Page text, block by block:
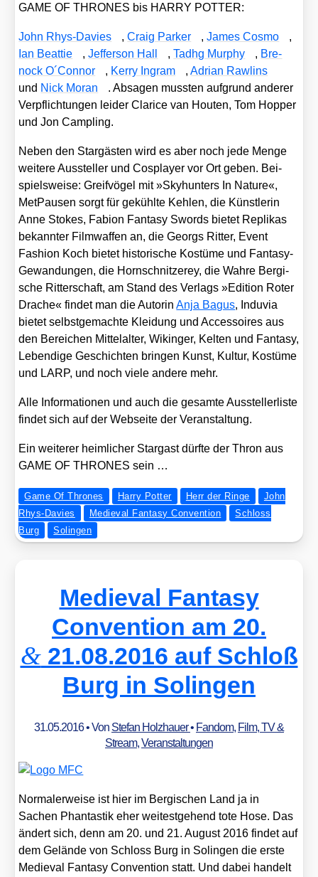
GAME OF THRONES bis HARRY POTTER:
John Rhys-Davies ,Craig Par­ker ,James Cos­mo
,
Ian Beat­tie
,Jef­fer­son Hall ,Tadhg Mur­phy , Bre­
nock O´Connor
, Ker­ry Ing­ram ,Adri­an Raw­lins
und Nick Moran
. Absa­gen muss­ten auf­grund ande­rer
Ver­pflich­tun­gen lei­der Cla­ri­ce van Hou­ten, Tom Hop­per
und Jon Camp­ling.
Neben den Star­gäs­ten wird es aber noch jede Men­ge
wei­te­re Aus­stel­ler und Cos­play­er vor Ort geben. Bei­
spiels­wei­se: Greif­vö­gel mit »Skyh­un­ters In Natu­re«,
Met­Pau­sen sorgt für gekühl­te Keh­len, die Künst­le­rin
Anne Sto­kes, Fabi­on Fan­ta­sy Swords bie­tet Repli­kas
bekann­ter Film­waf­fen an, die Georgs Rit­ter, Event
Fashion Koch bie­tet his­to­ri­sche Kos­tü­me und Fan­ta­sy-
Gewan­dun­gen, die Horn­schnit­zerey, die Wah­re Ber­gi­
sche Rit­ter­schaft, am Stand des Ver­lags »Edi­ti­on Roter
Dra­che« fin­det man die AutorinAnja Bagus, Indu­via
bie­tet selbst­ge­mach­te Klei­dung und Acces­soires aus
den Berei­chen Mit­tel­al­ter, Wikin­ger, Kel­ten und Fan­ta­sy,
Leben­di­ge Geschich­ten brin­gen Kunst, Kul­tur, Kos­tü­me
und LARP, und noch vie­le ande­re mehr.
Alle Infor­ma­tio­nen und auch die gesam­te Aus­stel­ler­lis­te
fin­det sich auf der Web­sei­te der Ver­an­stal­tung.
Ein wei­te­rer heim­li­cher Star­gast dürf­te der Thron aus
GAME OF THRONES sein …
Game Of Thrones Harry Potter Herr der Ringe
John
Rhys-Davies
Medieval Fantasy Convention
Schloss
Burg
Solingen
Medieval Fantasy
Convention am 20.
&21.08.2016 auf Schloß
Burg in Solingen
31.05.2016• Von Stefan Holzhauer• Fandom, Film, TV &
Stream,Veranstaltungen
Nor­ma­ler­wei­se ist hier im Ber­gi­schen Land ja in
Sachen Phan­tas­tik eher wei­test­ge­hend tote Hose. Das
ändert sich, denn am 20. und 21. August 2016 fin­det auf
dem Gelän­de von Schloss Burg in Solin­gen die ers­te
Medieval Fan­ta­sy Con­ven­ti­on statt. Und dabei han­delt